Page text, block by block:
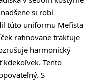
si robí
túto uniformu Mefista
rafinovane traktuje
harmonický
kdekoľvek. Tento
S